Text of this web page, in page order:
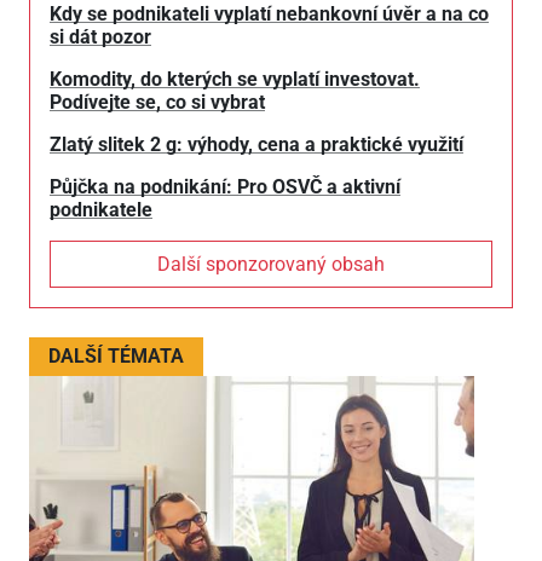
Kdy se podnikateli vyplatí nebankovní úvěr a na co
si dát pozor
Komodity, do kterých se vyplatí investovat.
Podívejte se, co si vybrat
Zlatý slitek 2 g: výhody, cena a praktické využití
Půjčka na podnikání: Pro OSVČ a aktivní
podnikatele
Další sponzorovaný obsah
DALŠÍ TÉMATA